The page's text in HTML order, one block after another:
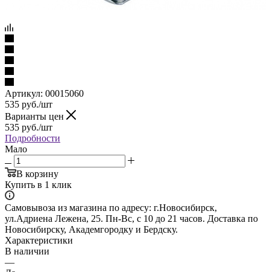
Артикул: 00015060
535 руб./шт
Варианты цен
535 руб./шт
Подробности
Мало
В корзину
Купить в 1 клик
Самовывоза из магазина по адресу: г.Новосибирск,
ул.Адриена Лежена, 25. Пн-Вс, с 10 до 21 часов. Доставка по
Новосибирску, Академгородку и Бердску.
Характеристики
В наличии
—